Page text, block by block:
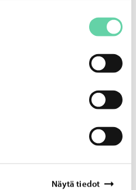
Näytä tiedot